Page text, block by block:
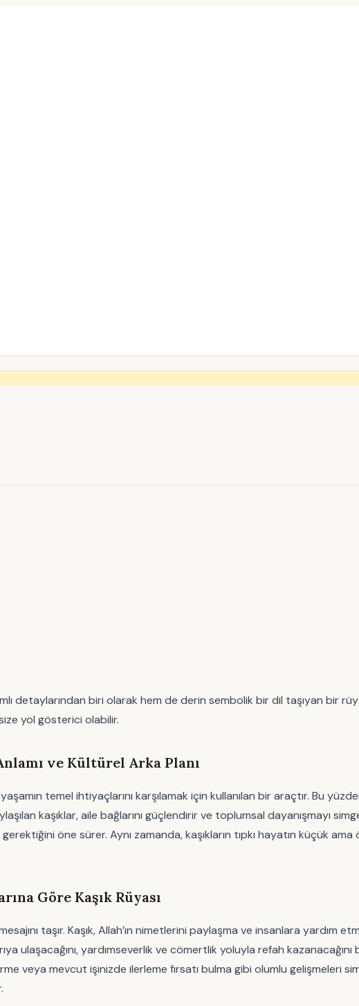
detaylarından biri olarak hem de derin sembolik bir dil taşıyan bir
yol gösterici olabilir.
ve Kültürel Arka Planı
temel ihtiyaçlarını karşılamak için kullanılan bir araçtır. Bu
kaşıklar, aile bağlarını güçlendirir ve toplumsal dayanışmayı
öne sürer. Aynı zamanda, kaşıkların tıpkı hayatın küçük
Göre Kaşık Rüyası
taşır. Kaşık, Allah’ın nimetlerini paylaşma ve insanlara yardım
ulaşacağını, yardımseverlik ve cömertlik yoluyla refah
veya mevcut işinizde ilerleme fırsatı bulma gibi olumlu gelişmeleri